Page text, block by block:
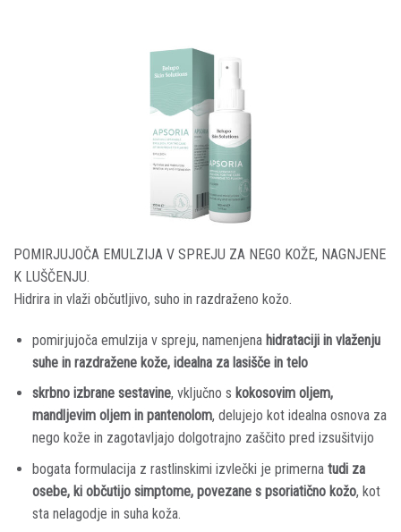
POMIRJUJOČA EMULZIJA V SPREJU ZA NEGO KOŽE, NAGNJENE
K LUŠČENJU.
Hidrira in vlaži občutljivo, suho in razdraženo kožo.
pomirjujoča emulzija v spreju, namenjena hidrataciji in vlaženju
suhe in razdražene kože, idealna za lasišče in telo
skrbno izbrane sestavine, vključno s kokosovim oljem,
mandljevim oljem in pantenolom, delujejo kot idealna osnova za
nego kože in zagotavljajo dolgotrajno zaščito pred izsušitvijo
bogata formulacija z rastlinskimi izvlečki je primerna tudi za
osebe, ki občutijo simptome, povezane s psoriatično kožo, kot
sta nelagodje in suha koža.